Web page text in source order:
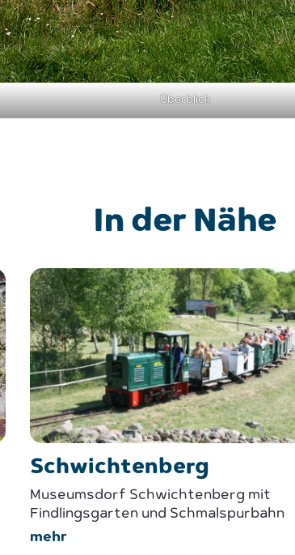
Überblick
In der Nähe
Schwichtenberg
Museumsdorf Schwichtenberg mit
Findlingsgarten und Schmalspurbahn
mehr